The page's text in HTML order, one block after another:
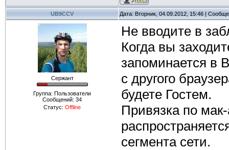
UB9CCV Дата: Вторник, 04.09.2012, 15:46 |
Сержант
Группа: Пользователи
Сообщений: 34
Статус: Offline
Не вводите в
Когда вы
запоминается в
с другого
будете Гостем.
Привязка по
сегмента сети.